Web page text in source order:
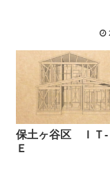
保土ヶ谷区 ＩＴ-
Ｅ